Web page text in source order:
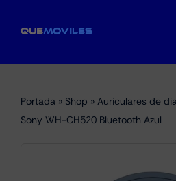
My account
Checkout
Portada » Shop » Auriculares de
Sony WH-CH520 Bluetooth Azul